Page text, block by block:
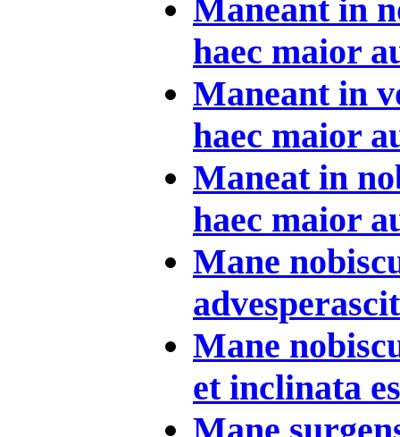
Maneant in
haec maior
Maneant in
haec maior
Maneat in
haec maior
Mane
Mane
et inclinata